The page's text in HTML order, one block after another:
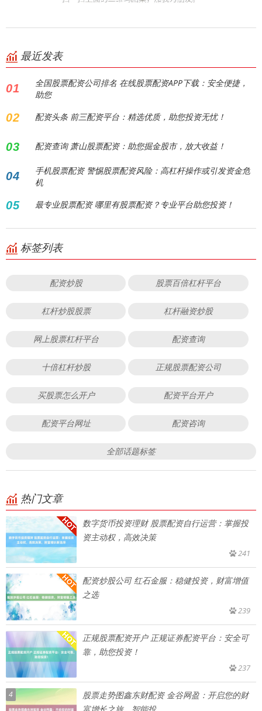
最近发表
01
全国股票配资公司排名 在线股票配资APP下载：安全便捷，
助您
02 配资头条 前三配资平台：精选优质，助您投资无忧！
03 配资查询 萧山股票配资：助您掘金股市，放大收益！
04
手机股票配资 警惕股票配资风险：高杠杆操作或引发资金危
机
05 最专业股票配资 哪里有股票配资？专业平台助您投资！
标签列表
配资炒股 股票百倍杠杆平台
杠杆炒股股票 杠杆融资炒股
网上股票杠杆平台 配资查询
十倍杠杆炒股 正规股票配资公司
买股票怎么开户 配资平台开户
配资平台网址 配资咨询
全部话题标签
热门文章
数字货币投资理财 股票配资自行运营：掌握投
资主动权，高效决策
241
配资炒股公司 红石金服：稳健投资，财富增值
之选
239
正规股票配资开户 正规证券配资平台：安全可
靠，助您投资！
237
4
股票走势图鑫东财配资 金谷网盈：开启您的财